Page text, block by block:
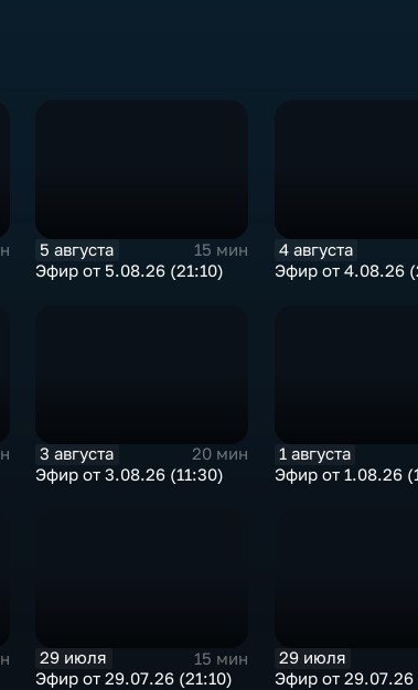
5 августа
15 мин
Эфир от 5.08.26 (21:10)
4 августа
Эфир от 4.08.26
3 августа
20 мин
Эфир от 3.08.26 (11:30)
1 августа
Эфир от 1.08.26
29 июля
15 мин
Эфир от 29.07.26 (21:10)
29 июля
Эфир от 29.07.26